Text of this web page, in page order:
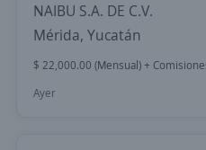
NAIBU S.A. DE C.V.
Mérida, Yucatán
$ 22,000.00 (Mensual) +
Ayer